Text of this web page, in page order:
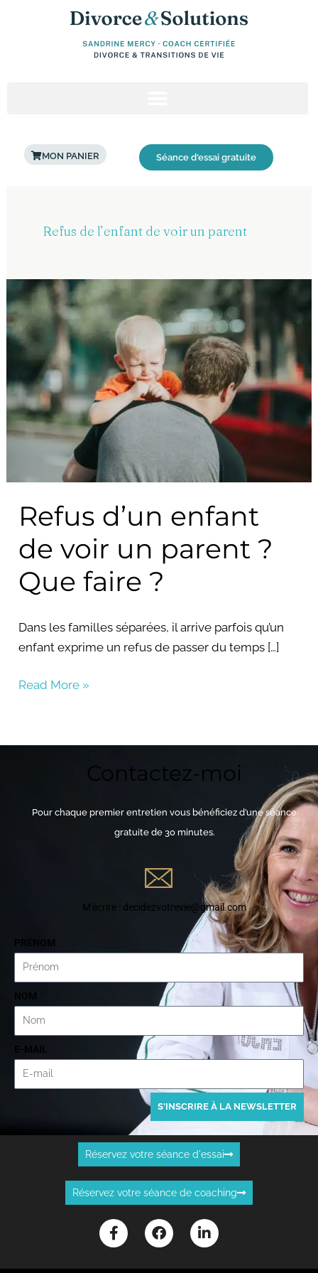
MON PANIER Séance d'essai gratuite
Refus de l’enfant de voir un parent
Refus d’un enfant
de voir un parent ?
Que faire ?
Dans les familles séparées, il arrive parfois qu’un
enfant exprime un refus de passer du temps […]
Refus
d’un
enfant
de
voir
un
parent
faire
?
Read More »
Contactez-moi
Pour chaque premier entretien vous bénéficiez d’une séance
gratuite de 30 minutes.
M'écrire : decidezvotrevie@gmail.com
PRÉNOM
NOM
E-MAIL
S'INSCRIRE À LA NEWSLETTER
Réservez votre séance d'essai
Réservez votre séance de coaching
a
c
b
a
c
b
i
n
e